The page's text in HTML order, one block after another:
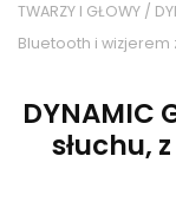
TWARZY I GŁOWY /
Bluetooth i wizjerem
DYNAMIC
słuchu,